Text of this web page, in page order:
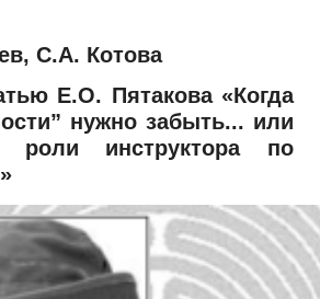
С.А. Котова
Е.О. Пятакова «Когда
нужно забыть... или
роли инструктора по